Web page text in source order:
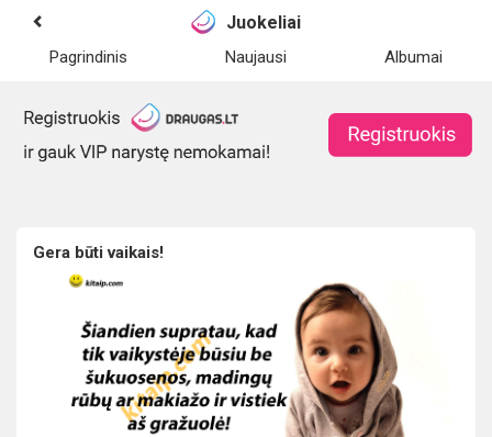
Juokeliai
Pagrindinis Naujausi Albumai
Gera būti vaikais!